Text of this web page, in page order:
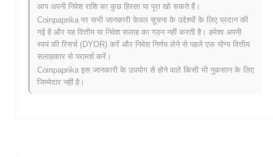
व्यापक क्रिप्टो बाजार की तुलना में Meta Grok कैसा प्रदर्शन कर
रहा है?
पिछले 7 दिनों में, Meta Grok ने
0.88%की वृद्धि दर्ज की से कम प्रदर्शन किया। यह व्यापक बाजार गति के सापेक्ष
META GROK की मूल्य कार्रवाई में अस्थायी पिछड़ापन का संकेत देता है।
आप अपनी निवेश राशि का कुछ हिस्सा या पूरा खो सकते हैं।
Coinpaprika पर सभी जानकारी केवल सूचना के उद्देश्यों के लिए प्रदान की
गई है और यह वित्तीय या निवेश सलाह का गठन नहीं करती है। हमेशा अपनी
स्वयं की रिसर्च (DYOR) करें और निवेश निर्णय लेने से पहले एक योग्य वित्तीय
सलाहकार से परामर्श करें।
Coinpaprika इस जानकारी के उपयोग से होने वाले किसी भी नुकसान के लिए
जिम्मेदार नहीं है।